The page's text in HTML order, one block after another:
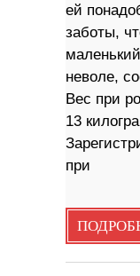
ей
заботы,
неволе,
Вес при
13
при